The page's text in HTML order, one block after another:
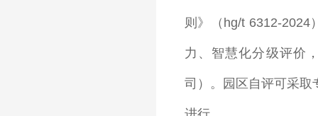
则》（hg/t 6312-2024
力、智慧化分级评价
司）。园区自评可采取